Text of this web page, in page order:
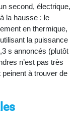
second, électrique,
la hausse : le
en thermique,
la puissance
s annoncés (plutôt
n’est pas très
peinent à trouver de